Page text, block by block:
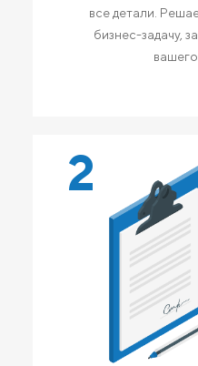
все детали.
бизнес-задачу,
2